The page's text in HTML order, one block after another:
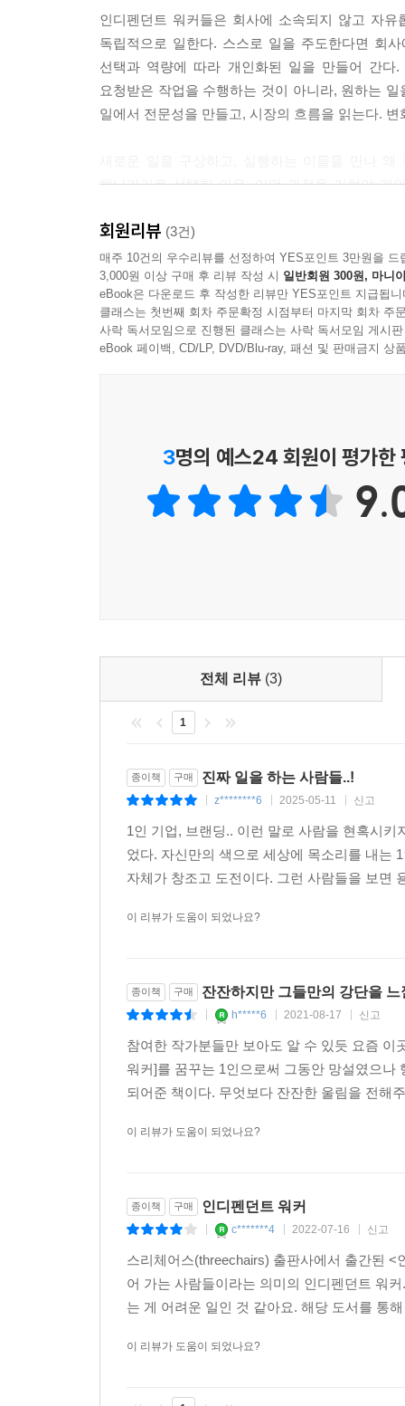
균형, 우리가 처음 지향했던 방향으로 잘 가고 있
--- p.140
좋은 질문을 던져야 한다. 나를 남이라고 생각하는
짜 좋아하는 거야?’, ‘계속할 수 있겠어?’, ‘다른
(윤성원)
--- p.187
인디펜던트 워커들은 회사에 소속되지 않고 자
독립적으로 일한다. 스스로 일을 주도한다면 회
선택과 역량에 따라 개인화된 일을 만들어 간
요청받은 작업을 수행하는 것이 아니라, 원하는
일에서 전문성을 만들고, 시장의 흐름을 읽는다.
해나가기로 선택한 이유, 어떤 과정을 거쳐야 개
워커들은 두 가지 질문을 끊임없이 스스로에게 던
개선점을 찾아 나가고 있었다. 혼자서, 독립적으
이 책은 혼자 일하는 방법을 알려 주는 교본은 아
본질적인 질문을 던지고, 끊임없이 시도하는 과정
회원리뷰 (3건)
매주 10건의 우수리뷰를 선정하여 YES포인트 3만원을 드
3,000원 이상 구매 후 리뷰 작성 시 일반회원 300원, 마니
eBook은 다운로드 후 작성한 리뷰만 YES포인트 지급됩니
클래스는 첫번째 회차 주문확정 시점부터 마지막 회차 주
사락 독서모임으로 진행된 클래스는 사락 독서모임 게시
eBook 페이백, CD/LP, DVD/Blu-ray, 패션 및 판매금지 상
3명의 예스24 회원이 평가한
전체 리뷰 (3)
1
종이책 구매 진짜 일을 하는 사람들..!
z********6 2025-05-11 신고
1인 기업, 브랜딩.. 이런 말로 사람을 현혹시
었다. 자신만의 색으로 세상에 목소리를 내는
자체가 창조고 도전이다. 그런 사람들을 보면
이 리뷰가 도움이 되었나요?
종이책 구매 잔잔하지만 그들만의 강단을
h*****6 2021-08-17 신고
참여한 작가분들만 보아도 알 수 있듯 요즘
워커]를 꿈꾸는 1인으로써 그동안 망설였으나
되어준 책이다. 무엇보다 잔잔한 울림을 전해
이 리뷰가 도움이 되었나요?
종이책 구매 인디펜던트 워커
c*******4 2022-07-16 신고
스리체어스(threechairs) 출판사에서 출간된
어 가는 사람들이라는 의미의 인디펜던트 워
는 게 어려운 일인 것 같아요. 해당 도서를 통
이 리뷰가 도움이 되었나요?